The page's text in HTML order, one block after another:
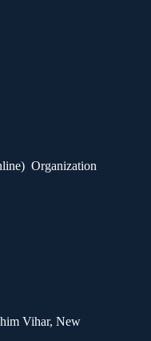
Organization
Vihar, New